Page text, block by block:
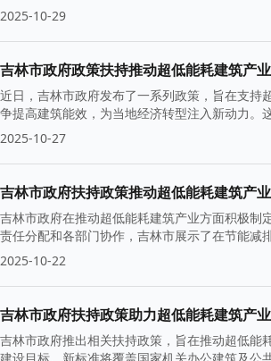
2025-10-29
吉林市政府政策扶持推动超低能耗建筑产
近日，吉林市政府发布了一系列政策，旨在支
争提高建筑能效，为当地经济转型注入新动力
2025-10-27
吉林市政府扶持政策推动超低能耗建筑产
吉林市政府在推动超低能耗建筑产业方面积极
责任分配和各部门协作，吉林市展示了在节能
2025-10-22
吉林市政府扶持政策助力超低能耗建筑产
吉林市政府推出相关扶持政策，旨在推动超低